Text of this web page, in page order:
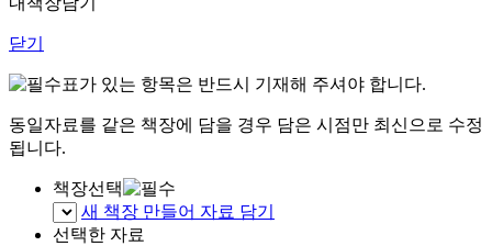
닫기
표가 있는 항목은 반드시 기재해 주셔야 합니다.
동일자료를 같은 책장에 담을 경우 담은 시점만 최신으로 수정
됩니다.
책장선택
새 책장 만들어 자료 담기
선택한 자료